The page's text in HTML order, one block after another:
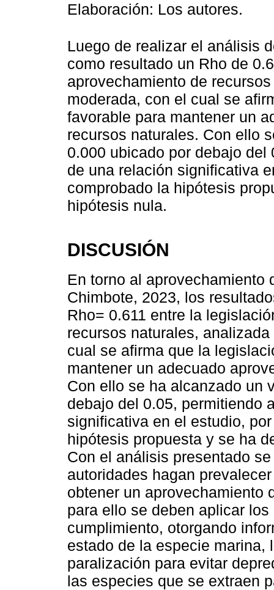
Elaboración: Los autores.
Luego de realizar el análisis
como resultado un Rho de
aprovechamiento de
moderada, con el cual se
favorable para mantener un
recursos naturales. Con ello
0.000 ubicado por debajo
de una relación significativa
comprobado la hipótesis
hipótesis nula.
DISCUSIÓN
En torno al aprovechamiento
Chimbote, 2023, los
Rho= 0.611 entre la
recursos naturales,
cual se afirma que la
mantener un adecuado
Con ello se ha alcanzado un
debajo del 0.05, permitiendo
significativa en el estudio,
hipótesis propuesta y se ha
Con el análisis presentado
autoridades hagan
obtener un aprovechamiento
para ello se deben aplicar
cumplimiento, otorgando
estado de la especie marina,
paralización para evitar
las especies que se extraen